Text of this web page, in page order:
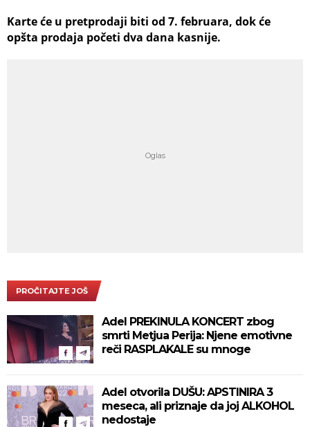
Karte će u pretprodaji biti od 7. februara, dok će
opšta prodaja početi dva dana kasnije.
PROČITAJTE JOŠ
Adel PREKINULA KONCERT zbog
smrti Metjua Perija: Njene emotivne
reči RASPLAKALE su mnoge
Adel otvorila DUŠU: APSTINIRA 3
meseca, ali priznaje da joj ALKOHOL
nedostaje